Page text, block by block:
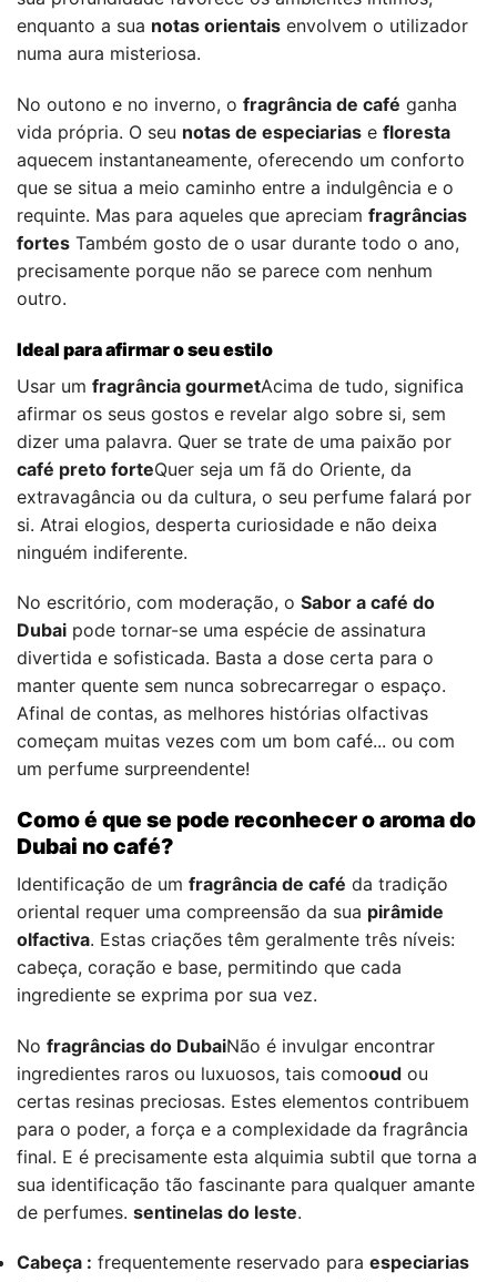
enquanto a sua notas orientais envolvem o utilizador
numa aura misteriosa.
No outono e no inverno, o fragrância de café ganha
vida própria. O seu notas de especiarias e floresta
aquecem instantaneamente, oferecendo um conforto
que se situa a meio caminho entre a indulgência e o
requinte. Mas para aqueles que apreciam fragrâncias
fortes Também gosto de o usar durante todo o ano,
precisamente porque não se parece com nenhum
outro.
Ideal para afirmar o seu estilo
Usar um fragrância gourmetAcima de tudo, significa
afirmar os seus gostos e revelar algo sobre si, sem
dizer uma palavra. Quer se trate de uma paixão por
café preto forteQuer seja um fã do Oriente, da
extravagância ou da cultura, o seu perfume falará por
si. Atrai elogios, desperta curiosidade e não deixa
ninguém indiferente.
No escritório, com moderação, o Sabor a café do
Dubai pode tornar-se uma espécie de assinatura
divertida e sofisticada. Basta a dose certa para o
manter quente sem nunca sobrecarregar o espaço.
Afinal de contas, as melhores histórias olfactivas
começam muitas vezes com um bom café... ou com
um perfume surpreendente!
Como é que se pode reconhecer o aroma do
Dubai no café?
Identificação de um fragrância de café da tradição
oriental requer uma compreensão da sua pirâmide
olfactiva. Estas criações têm geralmente três níveis:
cabeça, coração e base, permitindo que cada
ingrediente se exprima por sua vez.
No fragrâncias do DubaiNão é invulgar encontrar
ingredientes raros ou luxuosos, tais comooud ou
certas resinas preciosas. Estes elementos contribuem
para o poder, a força e a complexidade da fragrância
final. E é precisamente esta alquimia subtil que torna a
sua identificação tão fascinante para qualquer amante
de perfumes. sentinelas do leste.
Cabeça : frequentemente reservado para especiarias